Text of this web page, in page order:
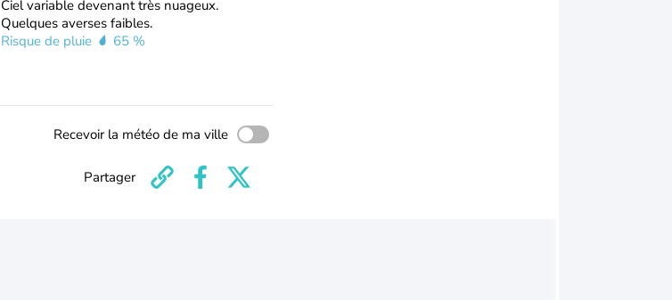
Ciel variable devenant très nuageux.
Quelques averses faibles.
Risque de pluie
65 %
Recevoir la météo de ma ville
Partager